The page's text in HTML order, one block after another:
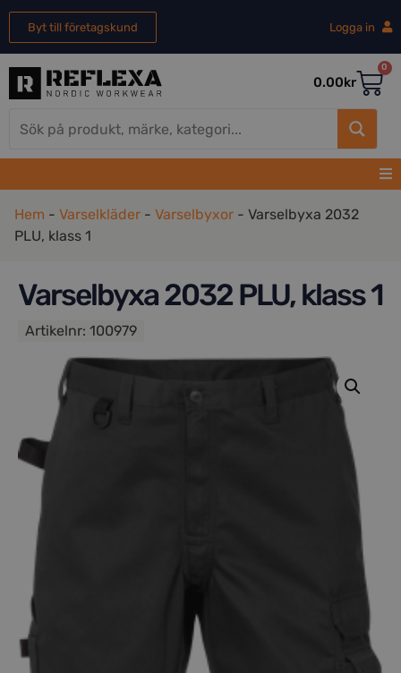
Byt till företagskund Logga in
0.00kr
0
Hem - Varselkläder - Varselbyxor - Varselbyxa 2032
PLU, klass 1
Varselbyxa 2032 PLU, klass 1
Artikelnr: 100979